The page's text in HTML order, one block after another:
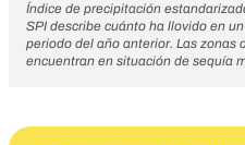
Índice de precipitación
SPI describe cuánto ha llovido en
periodo del año anterior. Las zonas
encuentran en situación de sequía